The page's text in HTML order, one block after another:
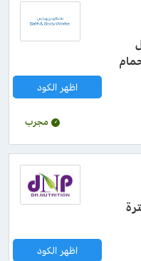
اظهر الكود
مجرب
لفترة
اظهر الكود